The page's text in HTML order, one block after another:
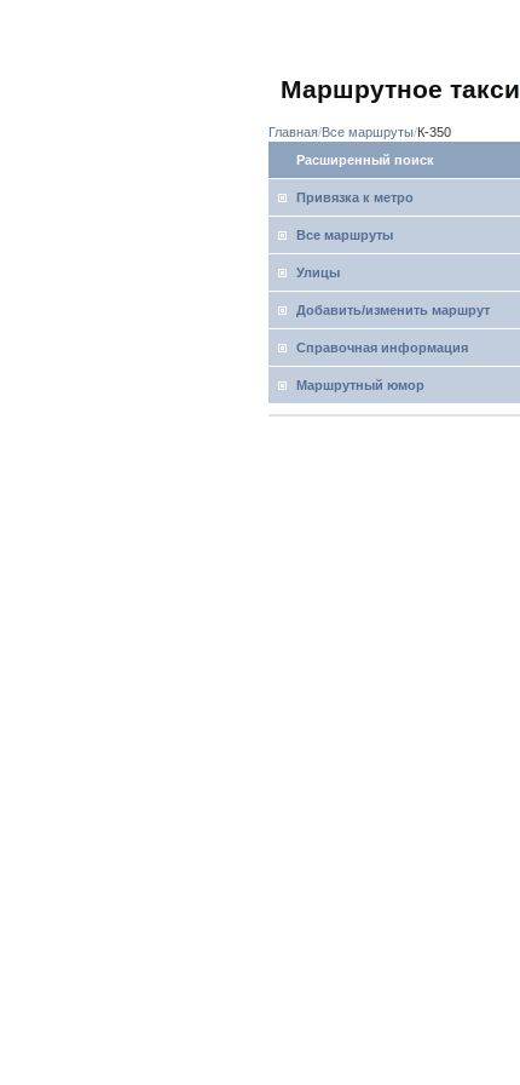
Маршрутное такси
Главная Все маршруты К-350
Расширенный поиск
Привязка к метро
Все маршруты
Улицы
Добавить/изменить маршрут
Справочная информация
Маршрутный юмор